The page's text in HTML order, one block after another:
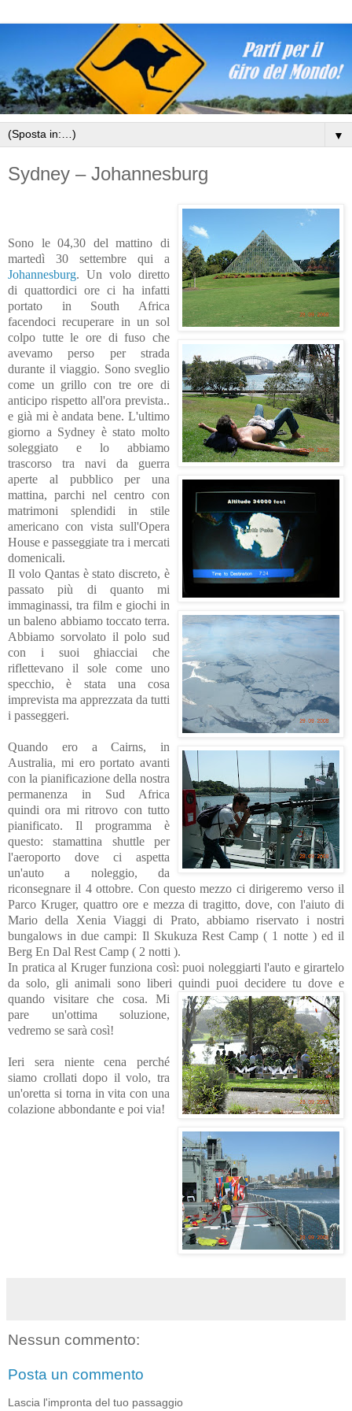
▼
Sydney – Johannesburg
Sono le 04,30 del mattino di
martedì 30 settembre qui a
Johannesburg. Un volo diretto
di quattordici ore ci ha infatti
portato in South Africa
facendoci recuperare in un sol
colpo tutte le ore di fuso che
avevamo perso per strada
durante il viaggio. Sono sveglio
come un grillo con tre ore di
anticipo rispetto all'ora prevista..
e già mi è andata bene. L'ultimo
giorno a Sydney è stato molto
soleggiato e lo abbiamo
trascorso tra navi da guerra
aperte al pubblico per una
mattina, parchi nel centro con
matrimoni splendidi in stile
americano con vista sull'Opera
House e passeggiate tra i mercati
domenicali.
Il volo Qantas è stato discreto, è
passato più di quanto mi
immaginassi, tra film e giochi in
un baleno abbiamo toccato terra.
Abbiamo sorvolato il polo sud
con i suoi ghiacciai che
riflettevano il sole come uno
specchio, è stata una cosa
imprevista ma apprezzata da tutti
i passeggeri.
Quando ero a Cairns, in
Australia, mi ero portato avanti
con la pianificazione della nostra
permanenza in Sud Africa
quindi ora mi ritrovo con tutto
pianificato. Il programma è
questo: stamattina shuttle per
l'aeroporto dove ci aspetta
un'auto a noleggio, da
riconsegnare il 4 ottobre. Con questo mezzo ci dirigeremo verso il
Parco Kruger, quattro ore e mezza di tragitto, dove, con l'aiuto di
Mario della Xenia Viaggi di Prato, abbiamo riservato i nostri
bungalows in due campi: Il Skukuza Rest Camp ( 1 notte ) ed il
Berg En Dal Rest Camp ( 2 notti ).
In pratica al Kruger funziona così: puoi noleggiarti l'auto e girartelo
da solo, gli animali sono liberi quindi puoi decidere tu dove e
quando visitare che cosa. Mi
pare un'ottima soluzione,
vedremo se sarà così!
Ieri sera niente cena perché
siamo crollati dopo il volo, tra
un'oretta si torna in vita con una
colazione abbondante e poi via!
Nessun commento:
Posta un commento
Lascia l'impronta del tuo passaggio